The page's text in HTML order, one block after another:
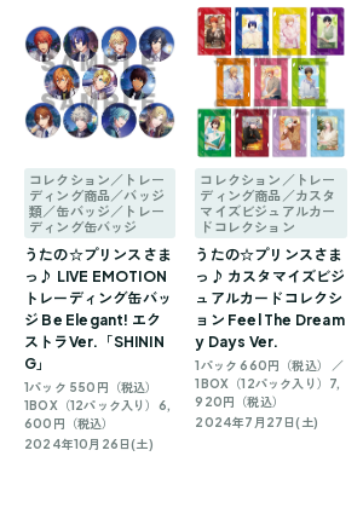
コレクション／トレー
ディング商品／バッジ
類／缶バッジ／トレー
ディング缶バッジ
うたの☆プリンスさま
っ♪ LIVE EMOTION
トレーディング缶バッ
ジ Be Elegant! エク
ストラVer.「SHININ
G」
1パック 550円（税込）
1BOX（12パック入り）6,
600円（税込）
2024年10月26日(土)
コレクション／トレー
ディング商品／カスタ
マイズビジュアルカー
ドコレクション
うたの☆プリンスさま
っ♪ カスタマイズビジ
ュアルカードコレクシ
ョン Feel The Dream
y Days Ver.
1パック 660円（税込） ／
1BOX（12パック入り）7,
920円（税込）
2024年7月27日(土)